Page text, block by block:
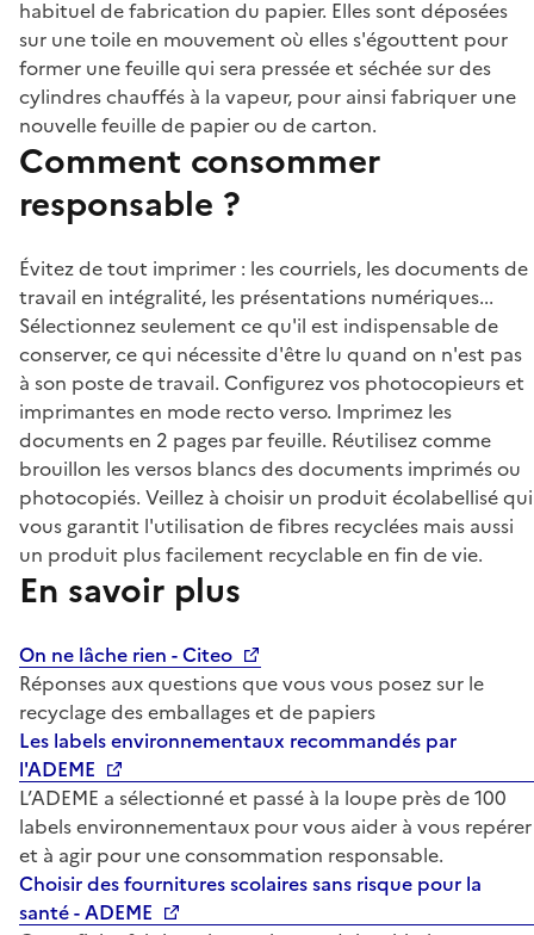
habituel de fabrication du papier. Elles sont déposées
sur une toile en mouvement où elles s'égouttent pour
former une feuille qui sera pressée et séchée sur des
cylindres chauffés à la vapeur, pour ainsi fabriquer une
nouvelle feuille de papier ou de carton.
Comment consommer
responsable ?
Évitez de tout imprimer : les courriels, les documents de
travail en intégralité, les présentations numériques...
Sélectionnez seulement ce qu'il est indispensable de
conserver, ce qui nécessite d'être lu quand on n'est pas
à son poste de travail. Configurez vos photocopieurs et
imprimantes en mode recto verso. Imprimez les
documents en 2 pages par feuille. Réutilisez comme
brouillon les versos blancs des documents imprimés ou
photocopiés. Veillez à choisir un produit écolabellisé qui
vous garantit l'utilisation de fibres recyclées mais aussi
un produit plus facilement recyclable en fin de vie.
En savoir plus
On ne lâche rien - Citeo
Réponses aux questions que vous vous posez sur le
recyclage des emballages et de papiers
Les labels environnementaux recommandés par
l'ADEME
L’ADEME a sélectionné et passé à la loupe près de 100
labels environnementaux pour vous aider à vous repérer
et à agir pour une consommation responsable.
Choisir des fournitures scolaires sans risque pour la
santé - ADEME